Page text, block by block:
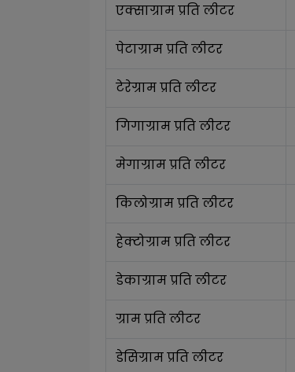
एक्साग्राम प्रति लीटर
पेटाग्राम प्रति लीटर
टेरेग्राम प्रति लीटर
गिगाग्राम प्रति लीटर
मेगाग्राम प्रति लीटर
किलोग्राम प्रति लीटर
हेक्टोग्राम प्रति लीटर
डेकाग्राम प्रति लीटर
ग्राम प्रति लीटर
डेसिग्राम प्रति लीटर